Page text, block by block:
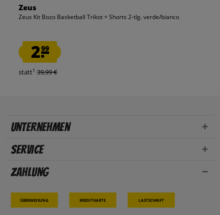
Zeus
Zeus Kit Bozo Basketball Trikot + Shorts 2-tlg. verde/bianco
2.99
statt1 39,99 €
Unternehmen
Service
Zahlung
Überweisung Kreditkarte Lastschrift